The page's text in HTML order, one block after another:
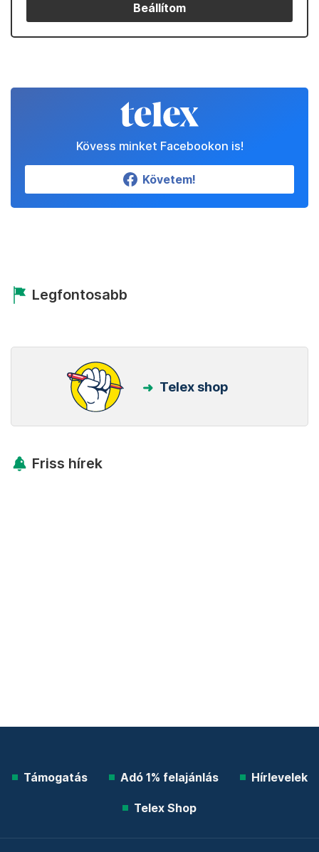
Beállítom
Kövess minket Facebookon is!
Követem!
Legfontosabb
Telex shop
Friss hírek
Támogatás Adó 1% felajánlás Hírlevelek
Telex Shop